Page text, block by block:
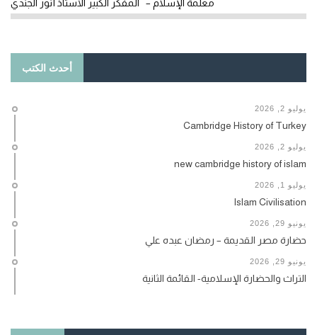
معلمة الإسلام – المفكر الكبير الأستاذ أنور الجندي
أحدث الكتب
يوليو 2, 2026
Cambridge History of Turkey
يوليو 2, 2026
new cambridge history of islam
يوليو 1, 2026
Islam Civilisation
يونيو 29, 2026
حضارة مصر القديمة – رمضان عبده علي
يونيو 29, 2026
التراث والحضارة الإسلامية- القائمة الثانية